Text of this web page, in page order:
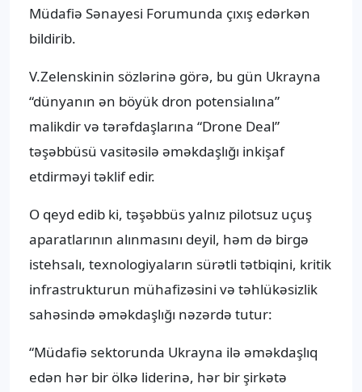
Müdafiə Sənayesi Forumunda çıxış edərkən
bildirib.
V.Zelenskinin sözlərinə görə, bu gün Ukrayna
“dünyanın ən böyük dron potensialına”
malikdir və tərəfdaşlarına “Drone Deal”
təşəbbüsü vasitəsilə əməkdaşlığı inkişaf
etdirməyi təklif edir.
O qeyd edib ki, təşəbbüs yalnız pilotsuz uçuş
aparatlarının alınmasını deyil, həm də birgə
istehsalı, texnologiyaların sürətli tətbiqini, kritik
infrastrukturun mühafizəsini və təhlükəsizlik
sahəsində əməkdaşlığı nəzərdə tutur:
“Müdafiə sektorunda Ukrayna ilə əməkdaşlıq
edən hər bir ölkə liderinə, hər bir şirkətə